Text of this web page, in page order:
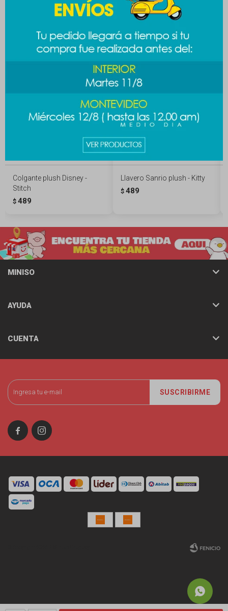
Productos que te pueden interesar
Colgante plush Disney -
Stitch
$ 489
Llavero Sanrio plush - Kitty
$ 489
SUSCRIBIRME
 
MINISO
AYUDA
CUENTA